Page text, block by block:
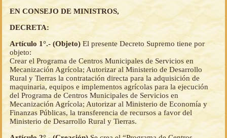
EN CONSEJO DE MINISTROS,
DECRETA:
Artículo 1°.- (Objeto) El presente Decreto Supremo tiene por
objeto:
Crear el Programa de Centros Municipales de Servicios en
Mecanización Agrícola; Autorizar al Ministerio de Desarrollo
Rural y Tierras la contratación directa para la adquisición de
maquinaria, equipos e implementos agrícolas para la ejecución
del Programa de Centros Municipales de Servicios en
Mecanización Agrícola; Autorizar al Ministerio de Economía y
Finanzas Públicas, la transferencia de recursos a favor del
Ministerio de Desarrollo Rural y Tierras.